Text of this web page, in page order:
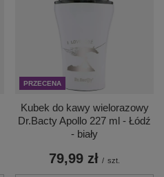
PRZECENA
Kubek do kawy wielorazowy
Dr.Bacty Apollo 227 ml - Łódź
- biały
79,99 zł / szt.